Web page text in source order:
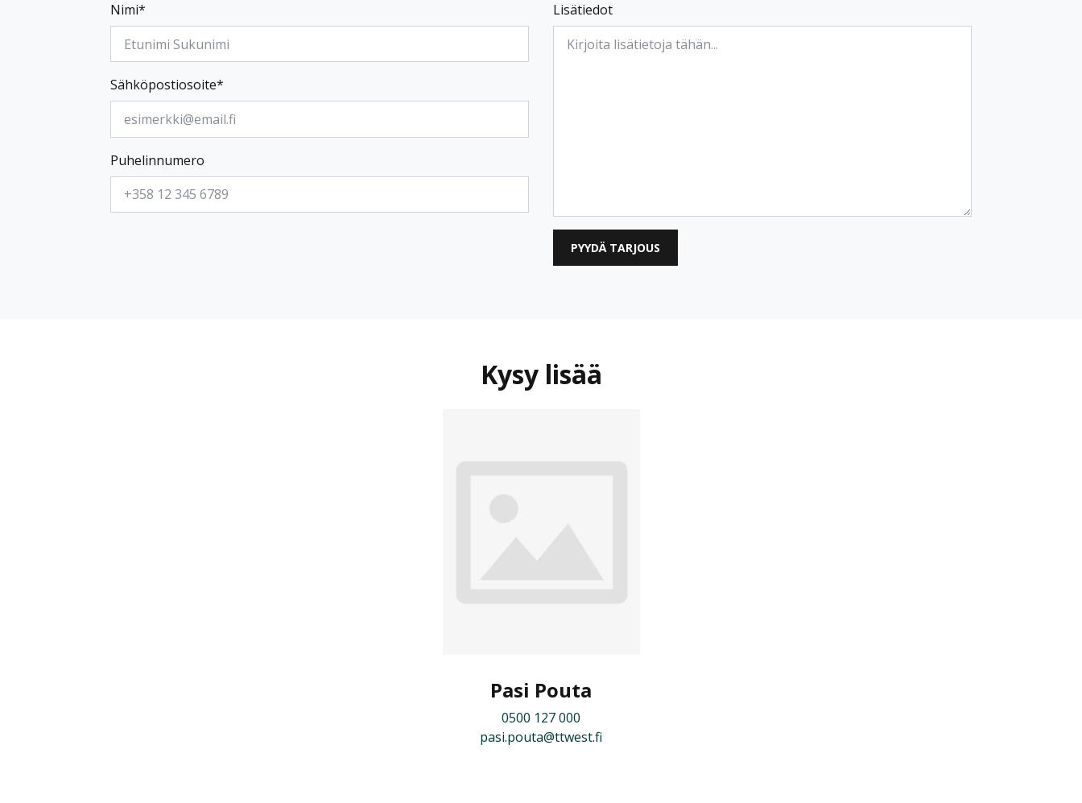
Nimi*
Sähköpostiosoite*
Puhelinnumero
Lisätiedot
PYYDÄ TARJOUS
Kysy lisää
Pasi Pouta
0500 127 000
pasi.pouta@ttwest.fi